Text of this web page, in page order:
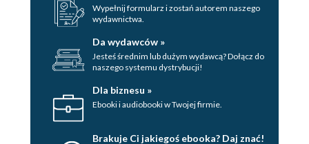
Wypełnij formularz i zostań autorem naszego
wydawnictwa.
Da wydawców »
Jesteś średnim lub dużym wydawcą? Dołącz do
naszego systemu dystrybucji!
Dla biznesu »
Ebooki i audiobooki w Twojej firmie.
Brakuje Ci jakiegoś ebooka? Daj znać!